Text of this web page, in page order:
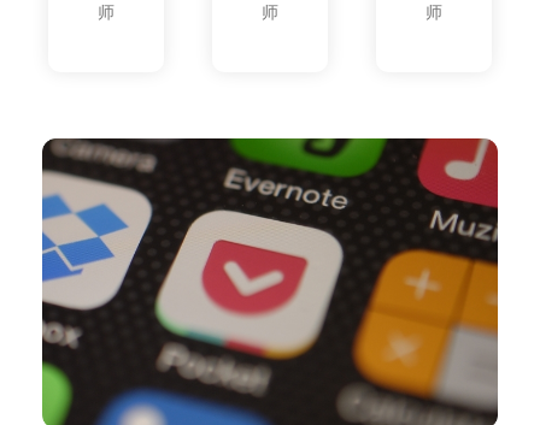
师
师
师